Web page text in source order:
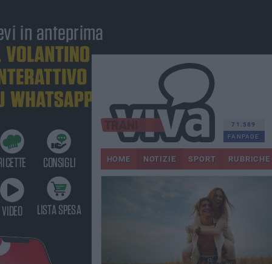
71.589
FANPAGE
HOME NOTIZIE SPORT RUBRICHE